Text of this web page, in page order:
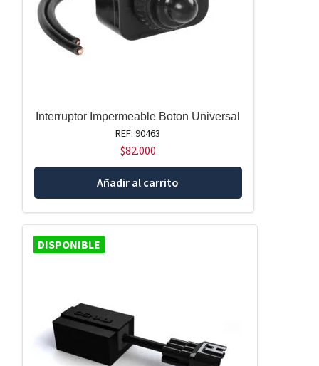
Interruptor Impermeable Boton Universal
REF: 90463
$82.000
Añadir al carrito
DISPONIBLE